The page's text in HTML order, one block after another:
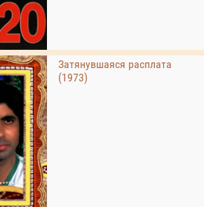
Затянувшаяся расплата
(1973)